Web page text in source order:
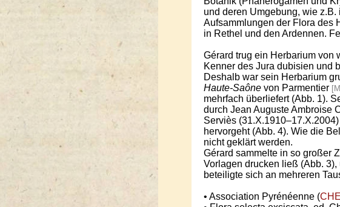
und deren Umgebung, wie
Aufsammlungen der Flora des
in Rethel und den Ardennen.
Gérard trug ein Herbarium von
Kenner des Jura dubisien und
Deshalb war sein Herbarium
Haute-Saône von Parmentier
mehrfach überliefert (Abb. 1).
durch Jean Auguste Ambroise
Serviès
hervorgeht (Abb. 4). Wie die
nicht geklärt werden.
Gérard sammelte in so großer
Vorlagen drucken ließ (Abb.
beteiligte sich an mehreren
• Association Pyrénéenne (